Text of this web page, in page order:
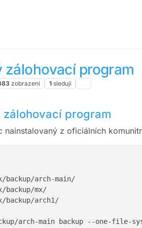
zálohovací program
zobrazení 1 sleduji
program
nainstalovaný z oficiálních
arch-main/
mx/
arch1/
arch-main backup --one-file-